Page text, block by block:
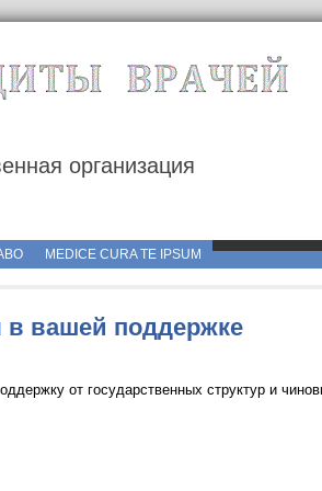
организация
2015/05/росмедсервер.jpg
MEDICE CURA TE IPSUM
в вашей поддержке
от государственных структур и